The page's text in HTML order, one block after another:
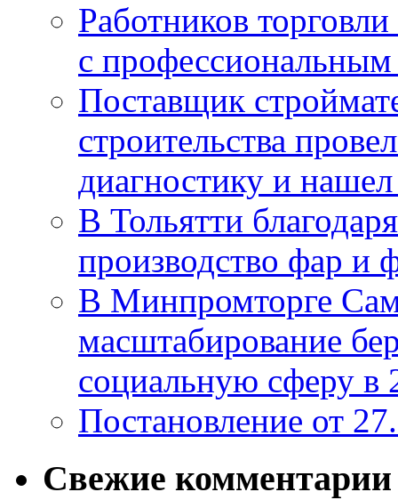
Работников
с
Поставщик
строительства
диагностику и
В Тольятти
производство фар и
В Минпромторге
масштабирование
социальную сферу в
Постановление от
Свежие комментарии